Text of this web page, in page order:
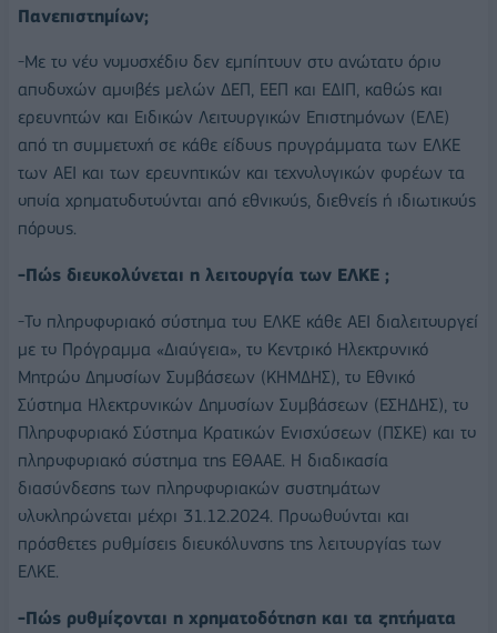
Πανεπιστημίων;
-Με το νέο νομοσχέδιο δεν εμπίπτουν στο ανώτατο όριο
αποδοχών αμοιβές μελών ΔΕΠ, ΕΕΠ και ΕΔΙΠ, καθώς και
ερευνητών και Ειδικών Λειτουργικών Επιστημόνων (ΕΛΕ)
από τη συμμετοχή σε κάθε είδους προγράμματα των ΕΛΚΕ
των ΑΕΙ και των ερευνητικών και τεχνολογικών φορέων τα
οποία χρηματοδοτούνται από εθνικούς, διεθνείς ή ιδιωτικούς
πόρους.
-Πώς διευκολύνεται η λειτουργία των ΕΛΚΕ ;
-Το πληροφοριακό σύστημα του ΕΛΚΕ κάθε ΑΕΙ διαλειτουργεί
με το Πρόγραμμα «Διαύγεια», το Κεντρικό Ηλεκτρονικό
Μητρώο Δημοσίων Συμβάσεων (ΚΗΜΔΗΣ), το Εθνικό
Σύστημα Ηλεκτρονικών Δημοσίων Συμβάσεων (ΕΣΗΔΗΣ), το
Πληροφοριακό Σύστημα Κρατικών Ενισχύσεων (ΠΣΚΕ) και το
πληροφοριακό σύστημα της ΕΘΑΑΕ. Η διαδικασία
διασύνδεσης των πληροφοριακών συστημάτων
ολοκληρώνεται μέχρι 31.12.2024. Προωθούνται και
πρόσθετες ρυθμίσεις διευκόλυνσης της λειτουργίας των
ΕΛΚΕ.
-Πώς ρυθμίζονται η χρηματοδότηση και τα ζητήματα